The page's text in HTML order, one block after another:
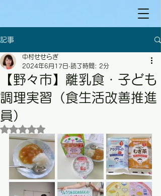
記事
【野々市】離乳食・子ども
調理実習（食生活改善推進
員）
中村せせらぎ
2024年6月17日 読了時間: 2分
5つ星のうちNaNと評価されています。